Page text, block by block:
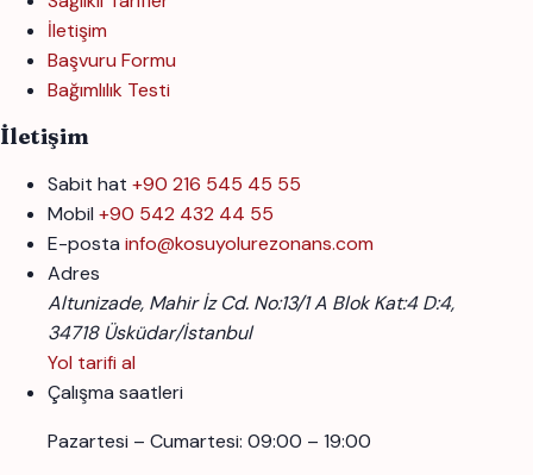
İletişim
Başvuru Formu
Bağımlılık Testi
İletişim
Sabit hat +90 216 545 45 55
Mobil +90 542 432 44 55
E-posta info@kosuyolurezonans.com
Adres
Altunizade, Mahir İz Cd. No:13/1 A Blok Kat:4 D:4,
34718 Üsküdar/İstanbul
Yol tarifi al
Çalışma saatleri
Pazartesi – Cumartesi: 09:00 – 19:00